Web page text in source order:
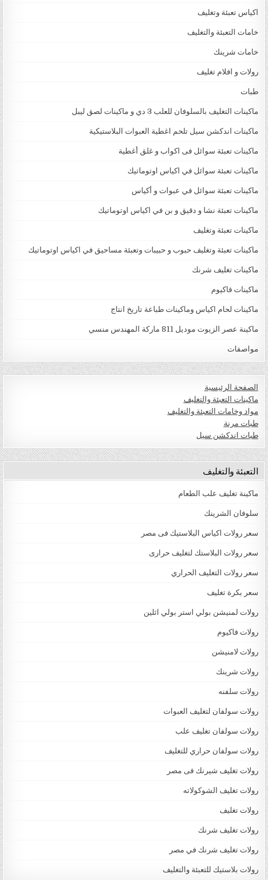
اكياس تعبئة وتغليف
خامات التعبئة والتغليف
خامات شرينك
رولات و افلام تغليف
طبات
ماكينات التغليف بالسلوفان للعلب 3 دي و ماكينات لصق ليبل
ماكينات اندكشن سيل تلحم اغطية العبوات البلاستيكية
ماكينات تعبئة سوائل فى اكواب و غلق أغطية
ماكينات تعبئة سوائل في اكياس اوتوماتيك
ماكينات تعبئة سوائل في عبوات و أكياس
ماكينات تعبئة نشا و دقيق و بن في اكياس اوتوماتيك
ماكينات تعبئة وتغليف
ماكينات تعبئة وتغليف حبوب و حبيبات وتعبئة مساحيق في اكياس اوتوماتيك
ماكينات تغليف شرنك
ماكينات فاكيوم
ماكينات لحام اكياس وماكينات طباعة تاريخ انتاج
ماكينة عصر الزيوت موديل 811 ماركة المهندس منسي
مواصفات
الصفحة الرئيسية
ماكينات التعبئة والتغليف
مواد وخامات التعبئة والتغليف
طبات مرنة
طبات اندكشن سيل
التعبئة والتغليف
ماكينة تغليف علب الطعام
سلوفان الشرينك
سعر رولات اكياس البلاستيك فى مصر
سعر رولات البلاستك لتغليف حرارى
سعر رولات التغليف الحراري
سعر بكرة تغليف
رولات لمنيشن بولي استر بولي اثلين
رولات فاكيوم
رولات لامنيشن
رولات شرينك
رولات سلفنه
رولات سولفان لتغليف العبوات
رولات سولفان تغليف علب
رولات سولفان حراري للتغليف
رولات تغليف شيرنك فى مصر
رولات تغليف الشوكولاته
رولات تغليف
رولات تغليف شرنك
رولات تغليف شرنك في مصر
رولات بلاستيك للتعبئة والتغليف